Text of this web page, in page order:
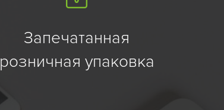
Запечатанная
розничная упаковка